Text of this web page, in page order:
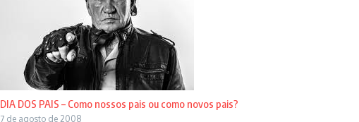
DIA DOS PAIS – Como nossos pais ou como novos pais?
7 de agosto de 2008